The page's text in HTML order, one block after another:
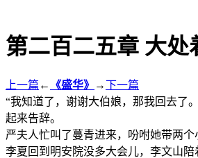
第二百二五章 大处
上一篇 ← 《盛华》 →下一篇
“我知道了，谢谢大伯娘，那我回去了
起来告辞。
严夫人忙叫了蔓青进来，吩咐她带两个
李夏回到明安院没多大会儿，李文山